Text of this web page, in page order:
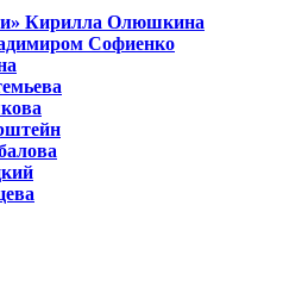
Кирилла Олюшкина
Софиенко